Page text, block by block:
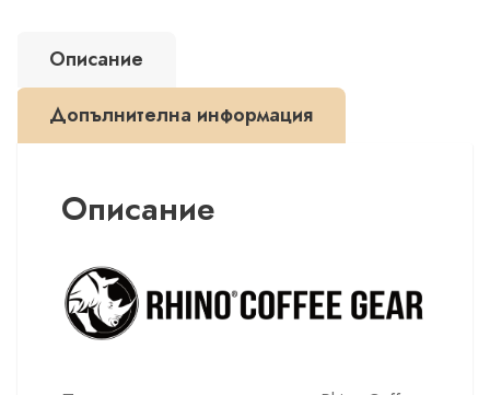
360
мл.
Описание
Допълнителна информация
Описание